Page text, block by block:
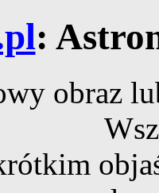
:
obraz